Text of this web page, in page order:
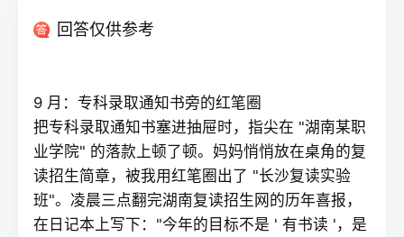
回答仅供参考
9 月：专科录取通知书旁的红笔圈
把专科录取通知书塞进抽屉时，指尖在 "湖南某职
业学院" 的落款上顿了顿。妈妈悄悄放在桌角的复
读招生简章，被我用红笔圈出了 "长沙复读实验
班"。凌晨三点翻完湖南复读招生网 的历年喜报，
在日记本上写下："今年的目标不是 ' 有书读 '，是